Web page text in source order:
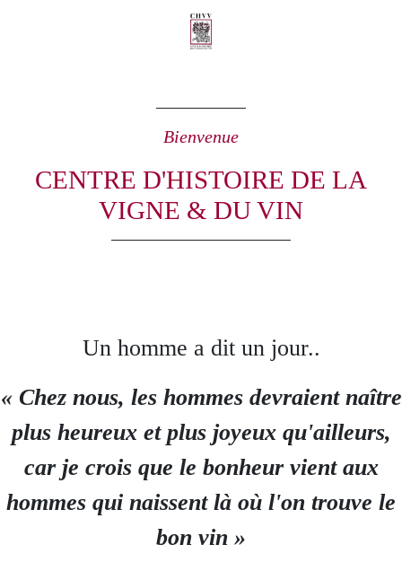
Bienvenue
CENTRE D'HISTOIRE DE LA
VIGNE & DU VIN
Un homme a dit un jour..
« Chez nous, les hommes devraient naître
plus heureux et plus joyeux qu'ailleurs,
car je crois que le bonheur vient aux
hommes qui naissent là où l'on trouve le
bon vin »